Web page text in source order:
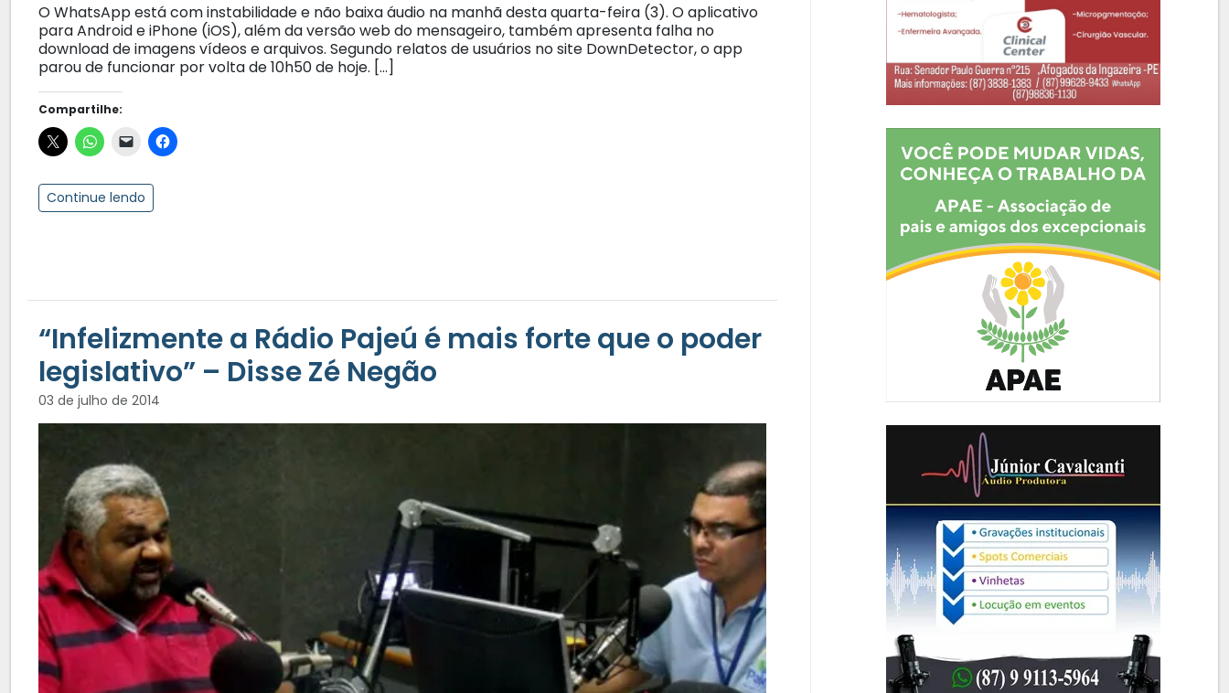
O WhatsApp está com instabilidade e não baixa áudio na manhã desta quarta-feira (3). O aplicativo
para Android e iPhone (iOS), além da versão web do mensageiro, também apresenta falha no
download de imagens vídeos e arquivos. Segundo relatos de usuários no site DownDetector, o app
parou de funcionar por volta de 10h50 de hoje. […]
Compartilhe:
Continue lendo
“Infelizmente a Rádio Pajeú é mais forte que o poder
legislativo” – Disse Zé Negão
03 de julho de 2014